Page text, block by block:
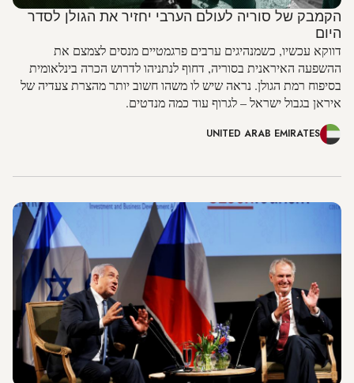
הקמבק של סוריה לעולם הערבי יחזיר את הגולן לסדר
היום
דווקא עכשיו, כשמנהיגים ערבים פרגמטיים מנסים לצמצם את
ההשפעה האיראנית בסוריה, דחוף לנתניהו לדרוש הכרה בינלאומית
בסיפוח רמת הגולן. נראה שיש לו משהו חשוב יותר מהצרת צעדיה של
איראן בגבול ישראל – לגרוף עוד כמה מנדטים.
UNITED ARAB EMIRATES